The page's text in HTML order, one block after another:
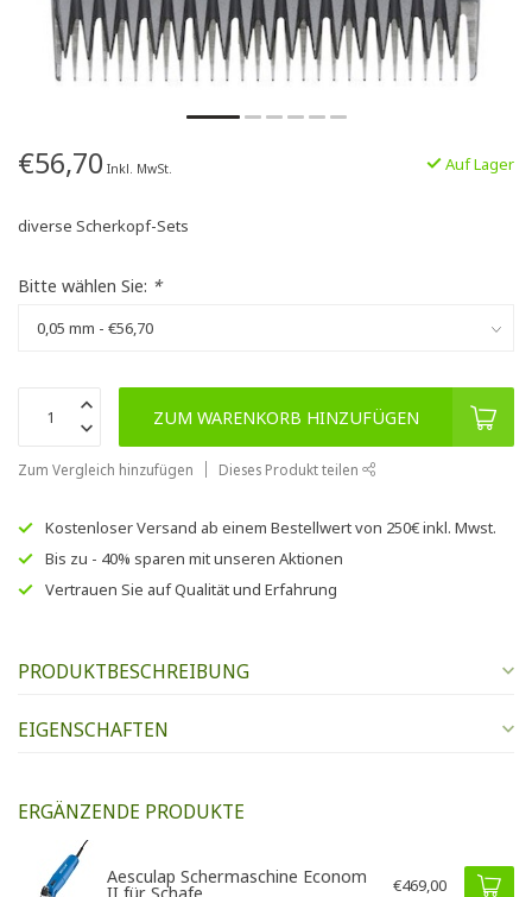
€56,70 Inkl. MwSt. Auf Lager
diverse Scherkopf-Sets
Bitte wählen Sie: *
ZUM WARENKORB HINZUFÜGEN
Zum Vergleich hinzufügen Dieses Produkt teilen
Kostenloser Versand ab einem Bestellwert von 250€inkl. Mwst.
Bis zu - 40% sparen mit unseren Aktionen
Vertrauen Sie aufQualität und Erfahrung
PRODUKTBESCHREIBUNG
EIGENSCHAFTEN
ERGÄNZENDE PRODUKTE
Aesculap Schermaschine Econom €469,00